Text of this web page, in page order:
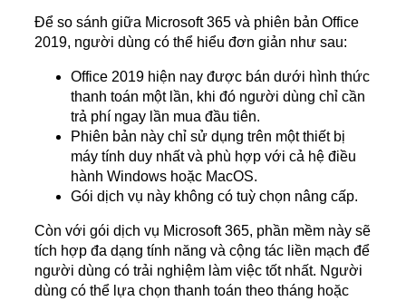
Để so sánh giữa Microsoft 365 và phiên bản Office
2019, người dùng có thể hiểu đơn giản như sau:
Office 2019 hiện nay được bán dưới hình thức
thanh toán một lần, khi đó người dùng chỉ cần
trả phí ngay lần mua đầu tiên.
Phiên bản này chỉ sử dụng trên một thiết bị
máy tính duy nhất và phù hợp với cả hệ điều
hành Windows hoặc MacOS.
Gói dịch vụ này không có tuỳ chọn nâng cấp.
Còn với gói dịch vụ Microsoft 365, phần mềm này sẽ
tích hợp đa dạng tính năng và cộng tác liền mạch để
người dùng có trải nghiệm làm việc tốt nhất. Người
dùng có thể lựa chọn thanh toán theo tháng hoặc